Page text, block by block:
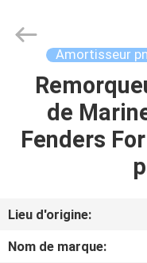
MAISON
PRODUITS
SHOW
Products
Amortisseur
de
Fenders
Lieu d'origine:
Nom de marque: